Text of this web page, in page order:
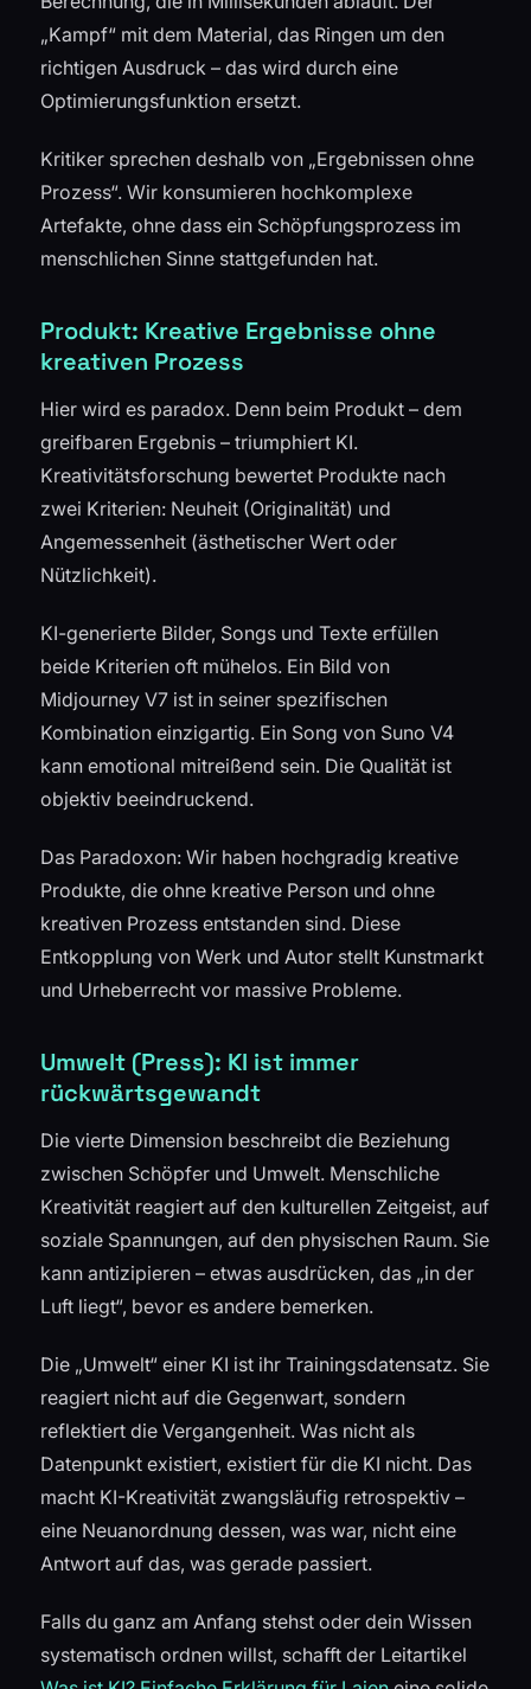
„Kampf“ mit dem Material, das Ringen um den
richtigen Ausdruck – das wird durch eine
Optimierungsfunktion ersetzt.
Kritiker sprechen deshalb von „Ergebnissen ohne
Prozess“. Wir konsumieren hochkomplexe
Artefakte, ohne dass ein Schöpfungsprozess im
menschlichen Sinne stattgefunden hat.
Produkt: Kreative Ergebnisse ohne
kreativen Prozess
Hier wird es paradox. Denn beim Produkt – dem
greifbaren Ergebnis – triumphiert KI.
Kreativitätsforschung bewertet Produkte nach
zwei Kriterien: Neuheit (Originalität) und
Angemessenheit (ästhetischer Wert oder
Nützlichkeit).
KI-generierte Bilder, Songs und Texte erfüllen
beide Kriterien oft mühelos. Ein Bild von
Midjourney V7 ist in seiner spezifischen
Kombination einzigartig. Ein Song von Suno V4
kann emotional mitreißend sein. Die Qualität ist
objektiv beeindruckend.
Das Paradoxon: Wir haben hochgradig kreative
Produkte, die ohne kreative Person und ohne
kreativen Prozess entstanden sind. Diese
Entkopplung von Werk und Autor stellt Kunstmarkt
und Urheberrecht vor massive Probleme.
Umwelt (Press): KI ist immer
rückwärtsgewandt
Die vierte Dimension beschreibt die Beziehung
zwischen Schöpfer und Umwelt. Menschliche
Kreativität reagiert auf den kulturellen Zeitgeist, auf
soziale Spannungen, auf den physischen Raum. Sie
kann antizipieren – etwas ausdrücken, das „in der
Luft liegt“, bevor es andere bemerken.
Die „Umwelt“ einer KI ist ihr Trainingsdatensatz. Sie
reagiert nicht auf die Gegenwart, sondern
reflektiert die Vergangenheit. Was nicht als
Datenpunkt existiert, existiert für die KI nicht. Das
macht KI-Kreativität zwangsläufig retrospektiv –
eine Neuanordnung dessen, was war, nicht eine
Antwort auf das, was gerade passiert.
Falls du ganz am Anfang stehst oder dein Wissen
systematisch ordnen willst, schafft der Leitartikel